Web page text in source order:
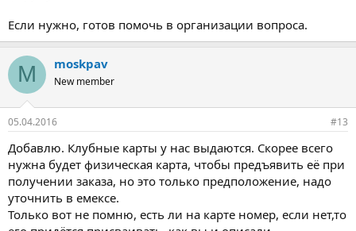
Если нужно, готов помочь в организации вопроса.
M moskpav
New member
05.04.2016 #13
Добавлю. Клубные карты у нас выдаются. Скорее всего
нужна будет физическая карта, чтобы предъявить её при
получении заказа, но это только предположение, надо
уточнить в емексе.
Только вот не помню, есть ли на карте номер, если нет,то